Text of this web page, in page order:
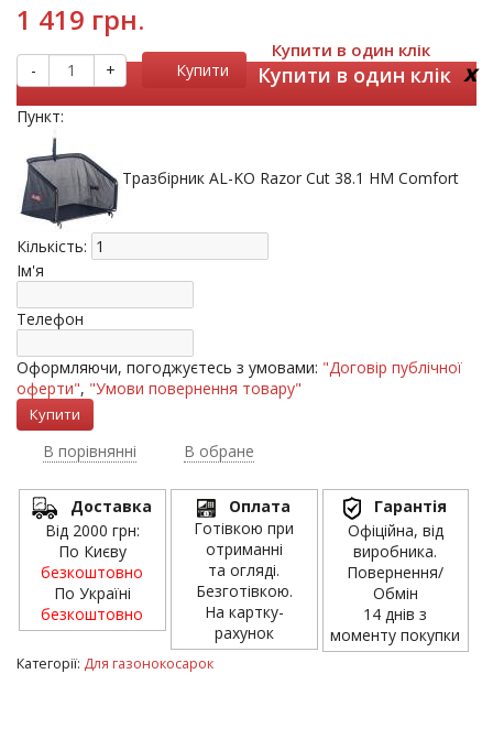
1 419 грн.
- + Купити
Купити в один клік
Купити в один клік x
Пункт:
Тразбірник AL-KO Razor Cut 38.1 HM Comfort
Кількість:
Ім'я
Телефон
Оформляючи, погоджуєтесь з умовами: "Договір публічної
оферти", "Умови повернення товару"
В порівнянні В обране
Доставка
Від 2000 грн:
По Києву
безкоштовно
По Україні
безкоштовно
Оплата
Готівкою при
отриманні
та огляді.
Безготівкою.
На картку-
рахунок
Гарантія
Офіційна, від
виробника.
Повернення/
Обмін
14 днів з
моменту покупки
Категорії: Для газонокосарок